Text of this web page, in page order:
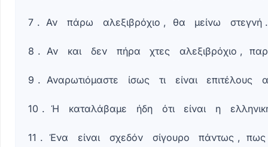
2.
είναι
ότι
τα
καταφέρουμε!
Ον
7 . Αν πάρω αλεξιβρόχιο , θα μείνω στεγνή
8 . Αν και δεν πήρα χτες αλεξιβρόχιο ,
9 . Αναρωτιόμαστε ίσως τι είναι επιτέλους
10 . Ή καταλάβαμε ήδη ότι είναι η
11 . Ένα είναι σχεδόν σίγουρο πάντως , πως